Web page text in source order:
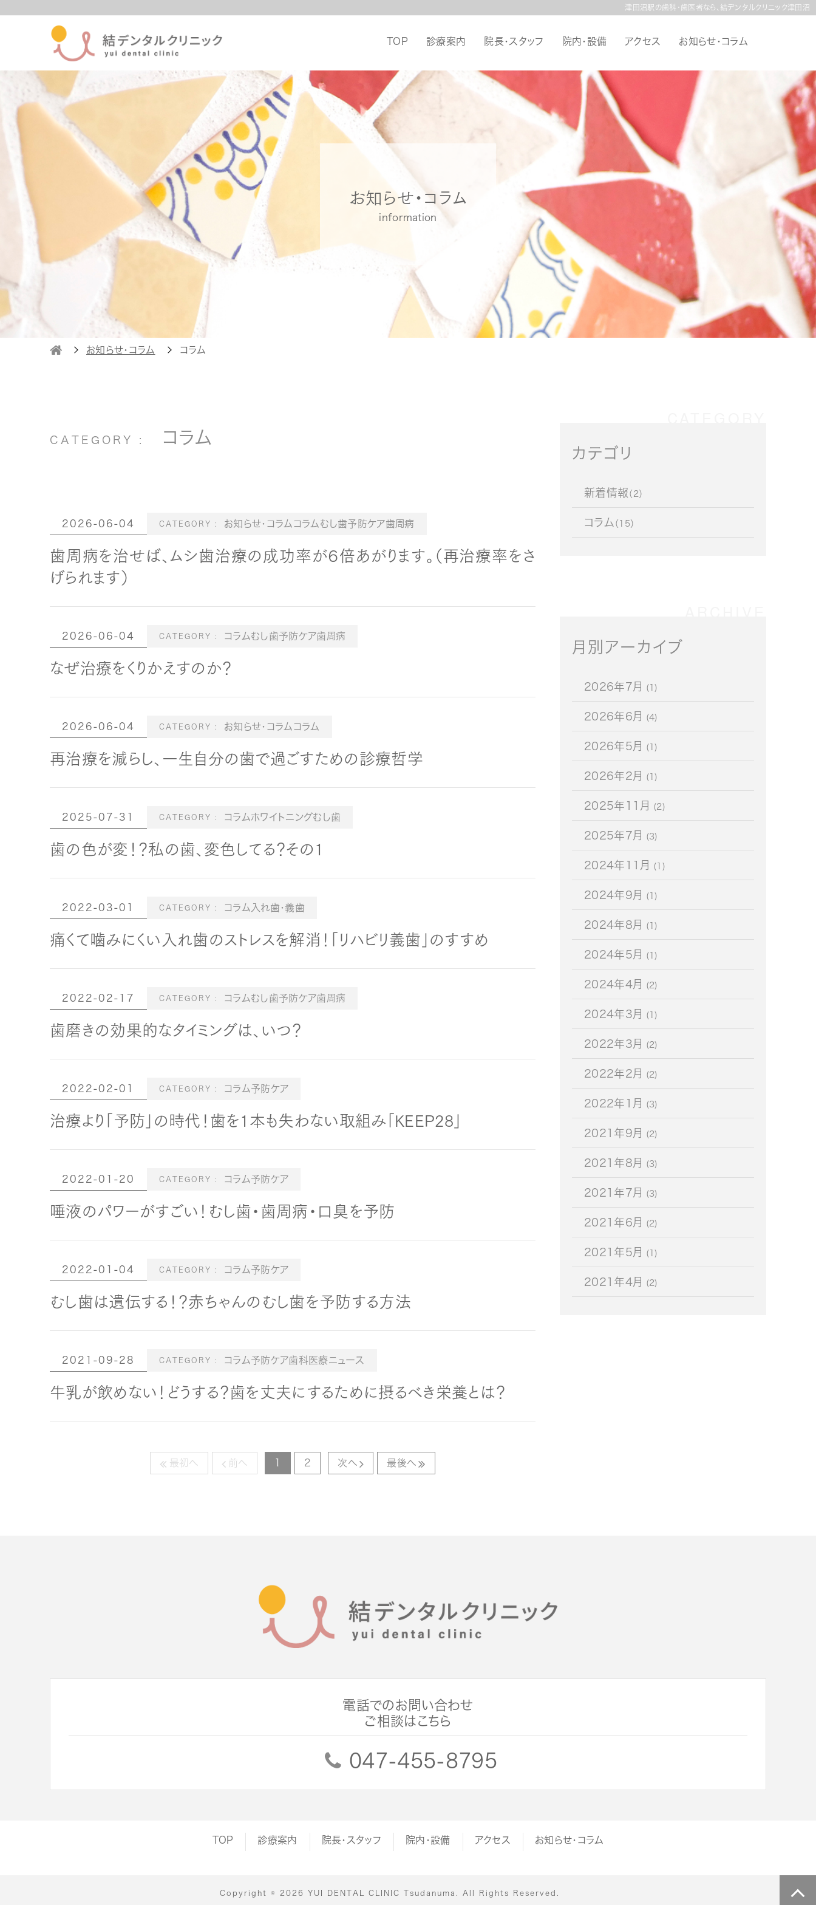
津田沼駅の歯科・歯医者なら、結デンタルクリニック津田沼
TOP 診療案内 院長・スタッフ 院内・設備 アクセス お知らせ・コラム
お知らせ・コラム
information
お知らせ・コラム コラム
コラム
お知らせ・コラムコラムむし歯予防ケア歯周病
2026-06-04
歯周病を治せば、ムシ歯治療の成功率が６倍あがります。（再治療率をさ
げられます）
コラムむし歯予防ケア歯周病
2026-06-04
なぜ治療をくりかえすのか？
お知らせ・コラムコラム
2026-06-04
再治療を減らし、一生自分の歯で過ごすための診療哲学
コラムホワイトニングむし歯
2025-07-31
歯の色が変！？私の歯、変色してる？その１
コラム入れ歯・義歯
2022-03-01
痛くて噛みにくい入れ歯のストレスを解消！「リハビリ義歯」のすすめ
コラムむし歯予防ケア歯周病
2022-02-17
歯磨きの効果的なタイミングは、いつ？
コラム予防ケア
2022-02-01
治療より「予防」の時代！歯を1本も失わない取組み「KEEP28」
コラム予防ケア
2022-01-20
唾液のパワーがすごい！むし歯・歯周病・口臭を予防
コラム予防ケア
2022-01-04
むし歯は遺伝する！？赤ちゃんのむし歯を予防する方法
コラム予防ケア歯科医療ニュース
2021-09-28
牛乳が飲めない！どうする？歯を丈夫にするために摂るべき栄養とは？
最初へ 前へ 1 2 次へ 最後へ
カテゴリ
新着情報（2）
コラム （15）
月別アーカイブ
2026年7月 (1)
2026年6月 (4)
2026年5月 (1)
2026年2月 (1)
2025年11月 (2)
2025年7月 (3)
2024年11月 (1)
2024年9月 (1)
2024年8月 (1)
2024年5月 (1)
2024年4月 (2)
2024年3月 (1)
2022年3月 (2)
2022年2月 (2)
2022年1月 (3)
2021年9月 (2)
2021年8月 (3)
2021年7月 (3)
2021年6月 (2)
2021年5月 (1)
2021年4月 (2)
電話でのお問い合わせ
ご相談はこちら
047-455-8795
TOP 診療案内 院長・スタッフ 院内・設備 アクセス お知らせ・コラム
Copyright © 2026 YUI DENTAL CLINIC Tsudanuma. All Rights Reserved.